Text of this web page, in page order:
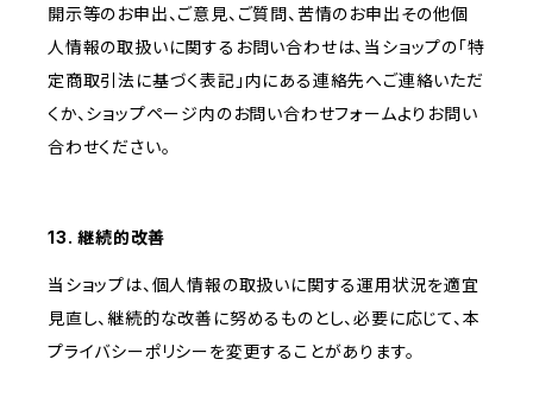
開示等のお申出、ご意見、ご質問、苦情のお申出その他個
人情報の取扱いに関するお問い合わせは、当ショップの「特
定商取引法に基づく表記」内にある連絡先へご連絡いただ
くか、ショップページ内のお問い合わせフォームよりお問い
合わせください。
13. 継続的改善
当ショップは、個人情報の取扱いに関する運用状況を適宜
見直し、継続的な改善に努めるものとし、必要に応じて、本
プライバシーポリシーを変更することがあります。